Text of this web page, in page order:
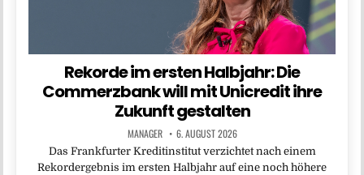
Rekorde im ersten Halbjahr: Die
Commerzbank will mit Unicredit ihre
Zukunft gestalten
MANAGER 6. AUGUST 2026
Das Frankfurter Kreditinstitut verzichtet nach einem
Rekordergebnis im ersten Halbjahr auf eine noch höhere